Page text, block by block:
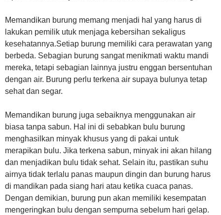
Memandikan burung memang menjadi hal yang harus di
lakukan pemilik utuk menjaga kebersihan sekaligus
kesehatannya.Setiap burung memiliki cara perawatan yang
berbeda. Sebagian burung sangat menikmati waktu mandi
mereka, tetapi sebagian lainnya justru enggan bersentuhan
dengan air. Burung perlu terkena air supaya bulunya tetap
sehat dan segar.
Memandikan burung juga sebaiknya menggunakan air
biasa tanpa sabun. Hal ini di sebabkan bulu burung
menghasilkan minyak khusus yang di pakai untuk
merapikan bulu. Jika terkena sabun, minyak ini akan hilang
dan menjadikan bulu tidak sehat. Selain itu, pastikan suhu
airnya tidak terlalu panas maupun dingin dan burung harus
di mandikan pada siang hari atau ketika cuaca panas.
Dengan demikian, burung pun akan memiliki kesempatan
mengeringkan bulu dengan sempurna sebelum hari gelap.